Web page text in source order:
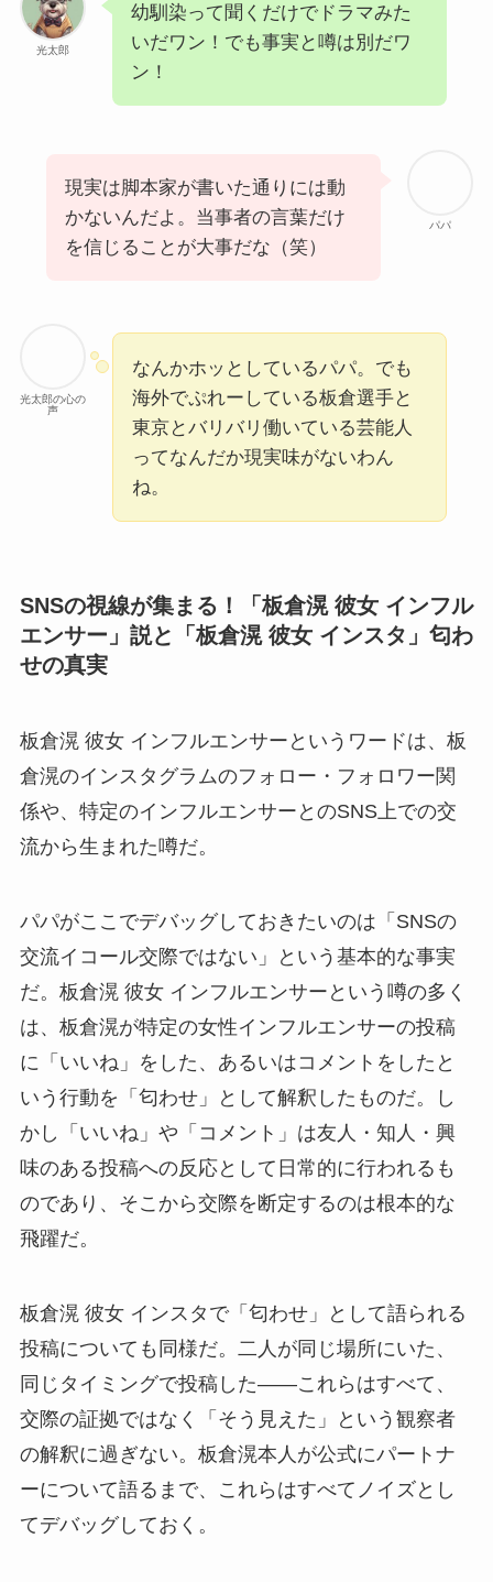
光太郎
幼馴染って聞くだけでドラマみた
いだワン！でも事実と噂は別だワ
ン！
パパ
現実は脚本家が書いた通りには動
かないんだよ。当事者の言葉だけ
を信じることが大事だな（笑）
光太郎の心の
声
なんかホッとしているパパ。でも
海外でぷれーしている板倉選手と
東京とバリバリ働いている芸能人
ってなんだか現実味がないわん
ね。
SNSの視線が集まる！「板倉滉 彼女 インフル
エンサー」説と「板倉滉 彼女 インスタ」匂わ
せの真実
板倉滉 彼女 インフルエンサーというワードは、板
倉滉のインスタグラムのフォロー・フォロワー関
係や、特定のインフルエンサーとのSNS上での交
流から生まれた噂だ。
パパがここでデバッグしておきたいのは「SNSの
交流イコール交際ではない」という基本的な事実
だ。板倉滉 彼女 インフルエンサーという噂の多く
は、板倉滉が特定の女性インフルエンサーの投稿
に「いいね」をした、あるいはコメントをしたと
いう行動を「匂わせ」として解釈したものだ。し
かし「いいね」や「コメント」は友人・知人・興
味のある投稿への反応として日常的に行われるも
のであり、そこから交際を断定するのは根本的な
飛躍だ。
板倉滉 彼女 インスタで「匂わせ」として語られる
投稿についても同様だ。二人が同じ場所にいた、
同じタイミングで投稿した——これらはすべて、
交際の証拠ではなく「そう見えた」という観察者
の解釈に過ぎない。板倉滉本人が公式にパートナ
ーについて語るまで、これらはすべてノイズとし
てデバッグしておく。